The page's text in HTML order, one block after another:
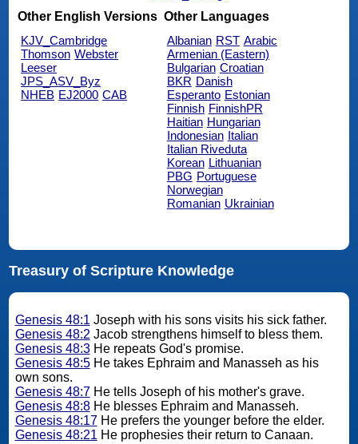
Other English Versions
KJV_Cambridge
Thomson Webster
Leeser
JPS_ASV_Byz
NHEB EJ2000 CAB
Other Languages
Albanian RST Arabic
Armenian (Eastern)
Bulgarian Croatian
BKR Danish
Esperanto Estonian
Finnish FinnishPR
Haitian Hungarian
Indonesian Italian
Italian Riveduta
Korean Lithuanian
PBG Portuguese
Norwegian
Romanian Ukrainian
Treasury of Scripture Knowledge
Genesis 48:1 Joseph with his sons visits his sick father.
Genesis 48:2 Jacob strengthens himself to bless them.
Genesis 48:3He repeats God's promise.
Genesis 48:5He takes Ephraim and Manasseh as his
own sons.
Genesis 48:7He tells Joseph of his mother's grave.
Genesis 48:8He blesses Ephraim and Manasseh.
Genesis 48:17He prefers the younger before the elder.
Genesis 48:21 He prophesies their return to Canaan.